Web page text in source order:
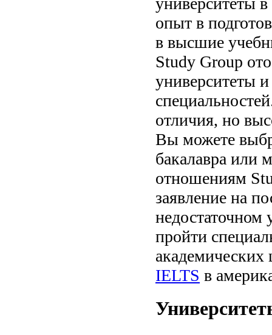
опыт в
в высшие
Study Group
университеты
отличия, но
Вы можете
бакалавра или
отношениям
заявление на
недостаточном
пройти
академических
IELTS в